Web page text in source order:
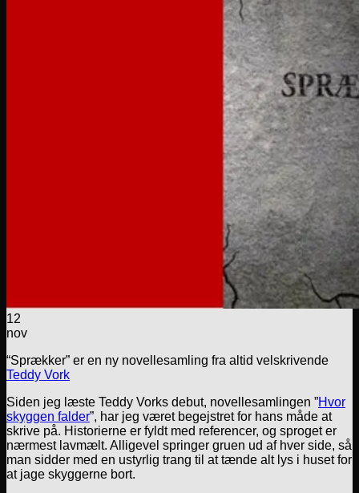
12
nov
“Sprækker” er en ny novellesamling fra altid velskrivende
Teddy Vork
Siden jeg læste Teddy Vorks debut, novellesamlingen ”Hvor
skyggen falder”, har jeg været begejstret for hans måde at
skrive på. Historierne er fyldt med referencer, og sproget er
nærmest lavmælt. Alligevel springer gruen ud af hver side, så
man sidder med en ustyrlig trang til at tænde alt lys i huset for
at jage skyggerne bort.